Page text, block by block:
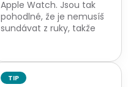
Apple Watch. Jsou tak
pohodlné, že je nemusíš
sundávat z ruky, takže
Baterie má ohromnou
výdrž – při...
TIP